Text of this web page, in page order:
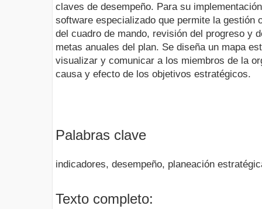
claves de desempeño. Para su
software especializado que permite la gestión
del cuadro de mando, revisión del progreso y
metas anuales del plan. Se diseña un mapa
visualizar y comunicar a los miembros de la
causa y efecto de los objetivos estratégicos.
Palabras clave
indicadores, desempeño, planeación
Texto completo: